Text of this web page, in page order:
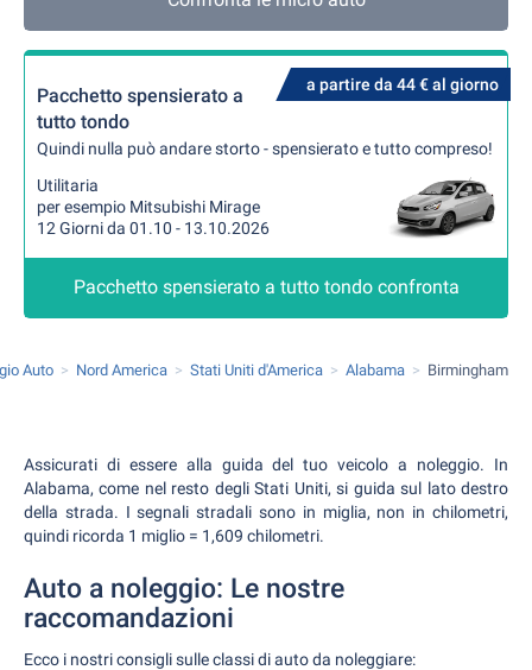
a partire da 44 € al giorno
Pacchetto spensierato a
tutto tondo
Quindi nulla può andare storto - spensierato e tutto compreso!
Utilitaria
per esempio Mitsubishi Mirage
12 Giorni da 01.10 - 13.10.2026
Pacchetto spensierato a tutto tondo confronta
Auto Nord America Stati Uniti d'America Alabama Birmingham
Assicurati di essere alla guida del tuo veicolo a noleggio. In
Alabama, come nel resto degli Stati Uniti, si guida sul lato destro
della strada. I segnali stradali sono in miglia, non in chilometri,
quindi ricorda 1 miglio = 1,609 chilometri.
Auto a noleggio: Le nostre
raccomandazioni
Ecco i nostri consigli sulle classi di auto da noleggiare: